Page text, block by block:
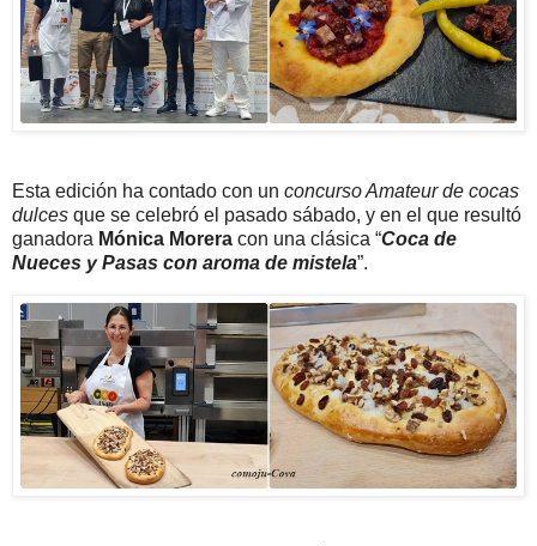
Esta edición ha contado con un concurso Amateur de cocas
dulces que se celebró el pasado sábado, y en el que resultó
ganadora Mónica Morera con una clásica “Coca de
Nueces y Pasas con aroma de mistela”.